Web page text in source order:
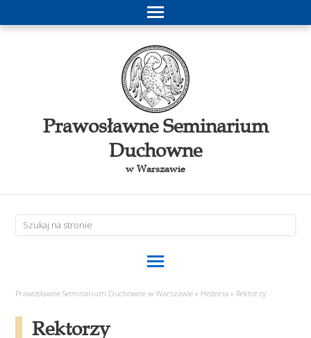
Prawosławne Seminarium
Duchowne
w Warszawie
Prawosławne Seminarium Duchowne w Warszawie » Historia » Rektorzy
Rektorzy